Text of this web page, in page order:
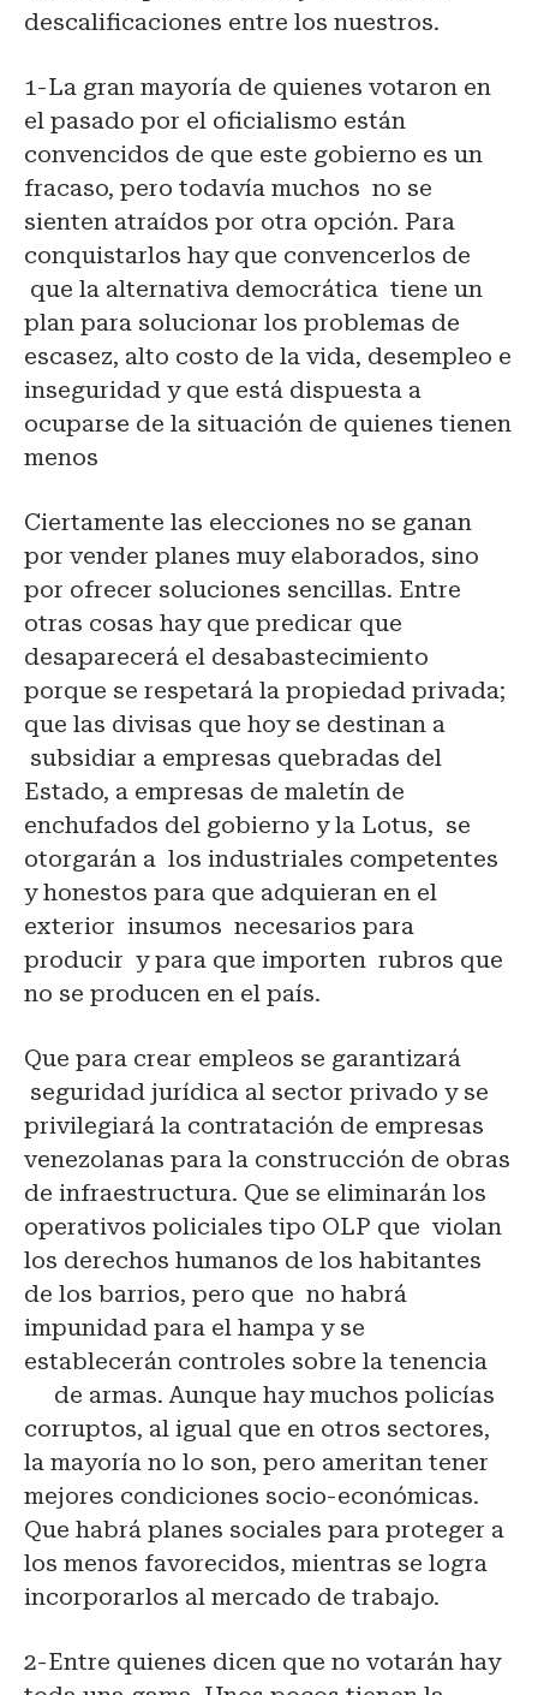
descalificaciones entre los nuestros.
1-La gran mayoría de quienes votaron en
el pasado por el oficialismo están
convencidos de que este gobierno es un
fracaso, pero todavía muchos no se
sienten atraídos por otra opción. Para
conquistarlos hay que convencerlos de
que la alternativa democrática tiene un
plan para solucionar los problemas de
escasez, alto costo de la vida, desempleo e
inseguridad y que está dispuesta a
ocuparse de la situación de quienes tienen
menos
Ciertamente las elecciones no se ganan
por vender planes muy elaborados, sino
por ofrecer soluciones sencillas. Entre
otras cosas hay que predicar que
desaparecerá el desabastecimiento
porque se respetará la propiedad privada;
que las divisas que hoy se destinan a
subsidiar a empresas quebradas del
Estado, a empresas de maletín de
enchufados del gobierno y la Lotus, se
otorgarán a los industriales competentes
y honestos para que adquieran en el
exterior insumos necesarios para
producir y para que importen rubros que
no se producen en el país.
Que para crear empleos se garantizará
seguridad jurídica al sector privado y se
privilegiará la contratación de empresas
venezolanas para la construcción de obras
de infraestructura. Que se eliminarán los
operativos policiales tipo OLP que violan
los derechos humanos de los habitantes
de los barrios, pero que no habrá
impunidad para el hampa y se
establecerán controles sobre la tenencia
de armas. Aunque hay muchos policías
corruptos, al igual que en otros sectores,
la mayoría no lo son, pero ameritan tener
mejores condiciones socio-económicas.
Que habrá planes sociales para proteger a
los menos favorecidos, mientras se logra
incorporarlos al mercado de trabajo.
2-Entre quienes dicen que no votarán hay